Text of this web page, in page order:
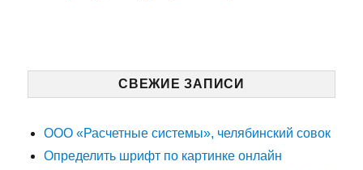
СВЕЖИЕ ЗАПИСИ
ООО «Расчетные системы», челябинский совок
Определить шрифт по картинке онлайн